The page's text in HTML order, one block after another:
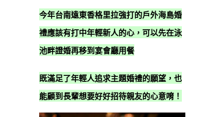
今年台南遠東香格里拉強打的戶外海島婚
禮應該有打中年輕新人的心，可以先在泳
池畔證婚再移到宴會廳用餐
既滿足了年輕人追求主題婚禮的願望，也
能顧到長輩想要好好招待親友的心意唷！